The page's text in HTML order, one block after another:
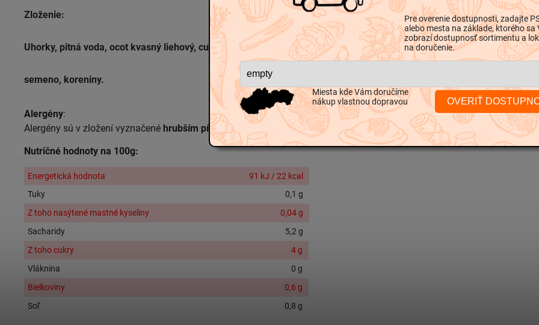
Zloženie:
Uhorky, pitná voda, ocot kvasný liehový, cukor, jedlá soľ, horčičné
semeno, koreniny.
Alergény:
Alergény sú v zložení vyznačené hrubším písmom.
Nutričné hodnoty na 100g:
Energetická hodnota
91 kJ / 22 kcal
Tuky
0,1 g
Z toho nasýtené mastné kyseliny
0,04g
Sacharidy
5,2 g
Z toho cukry
4 g
Vláknina
0 g
Bielkoviny
0,6 g
Soľ
0,8 g
Kategória:
EAN:
Pre overenie dostupnosti, zadajte
alebo mesta na základe, ktorého sa
zobrazí dostupnosť sortimentu a
na doručenie.
Miesta kde Vám doručíme
nákup vlastnou dopravou
OVERIŤ